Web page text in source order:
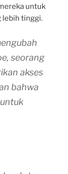
untuk
lebih tinggi.
seorang
akses
bahwa